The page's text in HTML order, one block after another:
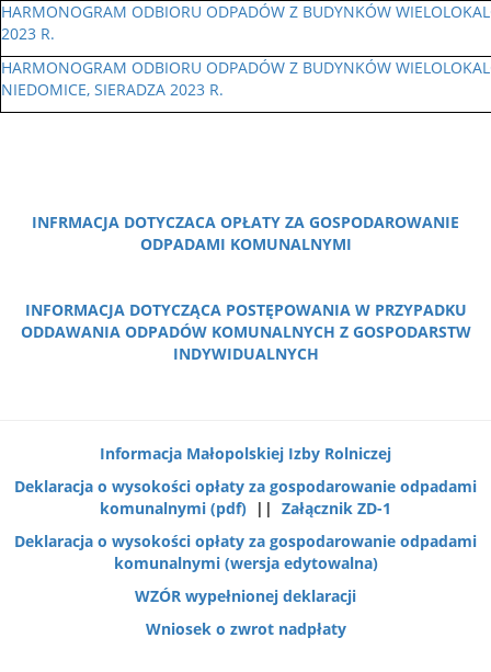
HARMONOGRAM ODBIORU ODPADÓW Z BUDYNKÓW
2023 R.
HARMONOGRAM ODBIORU ODPADÓW Z BUDYNKÓW
NIEDOMICE, SIERADZA 2023 R.
INFRMACJA DOTYCZACA OPŁATY ZA GOSPODAROWANIE
ODPADAMI KOMUNALNYMI
INFORMACJA DOTYCZĄCA POSTĘPOWANIA W PRZYPADKU
ODDAWANIA ODPADÓW KOMUNALNYCH Z GOSPODARSTW
INDYWIDUALNYCH
Informacja Małopolskiej Izby Rolniczej
Deklaracja o wysokości opłaty za gospodarowanie odpadami
komunalnymi (pdf) || Załącznik ZD-1
Deklaracja o wysokości opłaty za gospodarowanie odpadami
komunalnymi (wersja edytowalna)
WZÓR wypełnionej deklaracji
Wniosek o zwrot nadpłaty